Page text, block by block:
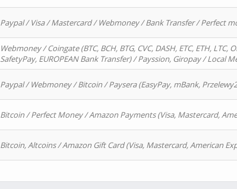
Paypal / Visa / Mastercard / Webmoney / Bank Transfer / Perfect
Webmoney / Coingate (BTC, BCH, BTG, CVC, DASH, ETC, ETH,
SafetyPay, EUROPEAN Bank Transfer) / Payssion, Giropay / Local
Paypal / Webmoney / Bitcoin / Paysera (EasyPay, mBank,
Bitcoin / Perfect Money / Amazon Payments (Visa, Mastercard,
Bitcoin, Altcoins / Amazon Gift Card (Visa, Mastercard, American